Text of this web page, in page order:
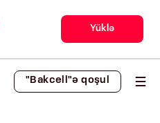
Yüklə
"Bakcell"ə qoşul